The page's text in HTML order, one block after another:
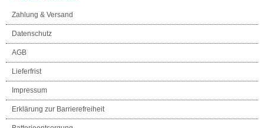
Zahlung & Versand
Datenschutz
AGB
Lieferfrist
Impressum
Erklärung zur Barrierefreiheit